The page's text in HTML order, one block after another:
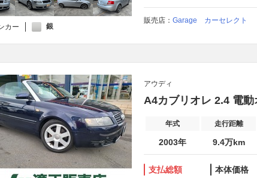
カー 銀
販売店： Garage カーセレクト
アウディ
A4カブリオレ 2.4 電
年式 走行距離
2003年 9.4万km
支払総額 本体価格